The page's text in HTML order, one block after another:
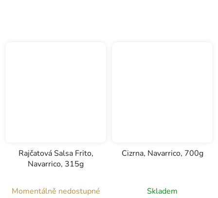
Rajčatová Salsa Frito,
Navarrico, 315g
Momentálně nedostupné
Cizrna, Navarrico, 700g
Skladem